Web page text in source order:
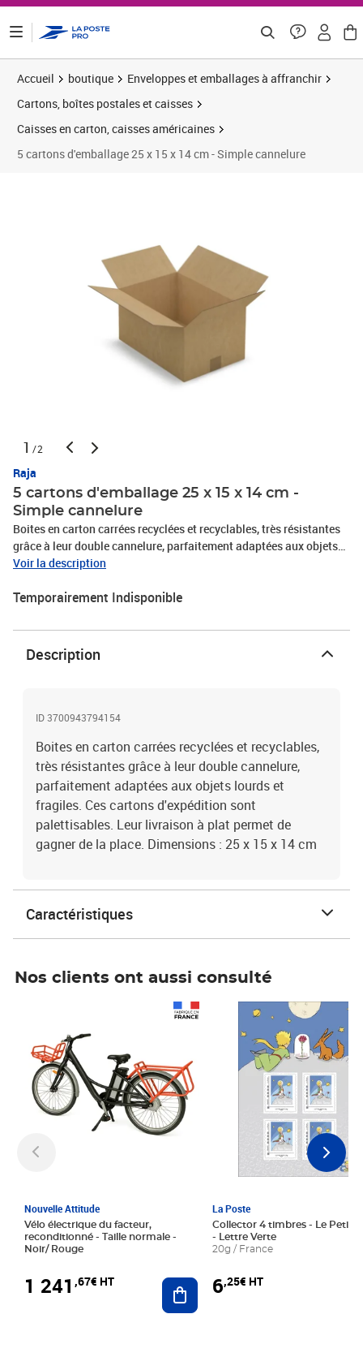
Accueil boutique
Enveloppes et emballages à affranchir
Cartons, boîtes postales et caisses
Caisses en carton, caisses américaines
5 cartons d'emballage 25 x 15 x 14 cm - Simple cannelure
1 /2
Raja
5 cartons d'emballage 25 x 15 x 14 cm -
Simple cannelure
Boites en carton carrées recyclées et recyclables, très résistantes
grâce à leur double cannelure, parfaitement adaptées aux objets
lourds et fragiles. Ces cartons d'expédition sont palettisables. Leur
x 14 cm
Voir la description
Temporairement Indisponible
Description
ID 3700943794154
Boites en carton carrées recyclées et recyclables,
très résistantes grâce à leur double cannelure,
parfaitement adaptées aux objets lourds et
fragiles. Ces cartons d'expédition sont
palettisables. Leur livraison à plat permet de
gagner de la place. Dimensions : 25 x 15 x 14 cm
Caractéristiques
Nos clients ont aussi consulté
Nouvelle Attitude
Vélo électrique du facteur,
reconditionné - Taille normale -
Noir/ Rouge
1 241 ,67€ HT Ajouter au panier
La Poste
Collector 4 timbres - Le Petit
- Lettre Verte
20g / France
6,25€ HT
Prix 6,25€ HT